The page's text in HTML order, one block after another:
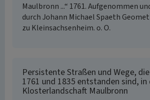
Maulbronn ...“ 1761. Aufgenommen
durch Johann Michael Spaeth
zu Kleinsachsenheim. o. O.
Persistente Straßen und Wege,
1761 und 1835 entstanden sind, in
Klosterlandschaft Maulbronn